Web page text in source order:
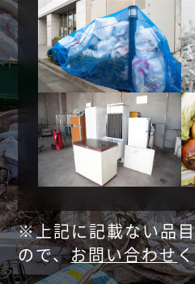
※上記に記載ない品
ので、お問い合わせ